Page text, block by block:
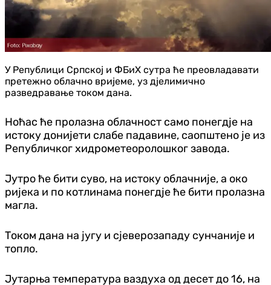
У Републици Српској и ФБиХ сутра ће преовладавати
претежно облачно вријеме, уз дјелимично
разведравање током дана.
Ноћас ће пролазна облачност само понегдје на
истоку донијети слабе падавине, саопштено је из
Републичког хидрометеоролошког завода.
Јутро ће бити суво, на истоку облачније, а око
ријека и по котлинама понегдје ће бити пролазна
магла.
Током дана на југу и сјеверозападу сунчаније и
топло.
Јутарња температура ваздуха од десет до 16, на